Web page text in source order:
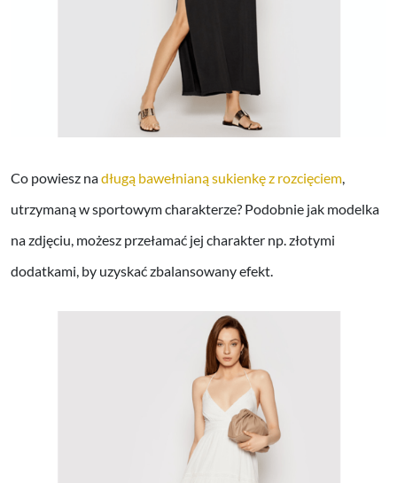
Co powiesz nadługą bawełnianą sukienkę z rozcięciem
utrzymaną w sportowym charakterze? Podobnie jak modelka
na zdjęciu, możesz przełamać jej charakter np. złotymi
dodatkami, by uzyskać zbalansowany efekt.